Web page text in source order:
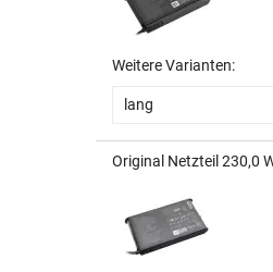
Weitere Varianten:
lang
Original Netzteil 230,0